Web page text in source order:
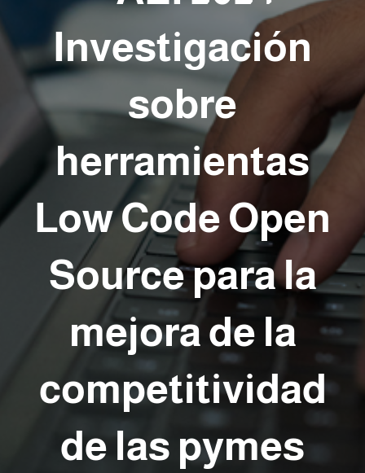
Investigación
sobre
herramientas
Low Code Open
Source para la
mejora de la
competitividad
de las pymes